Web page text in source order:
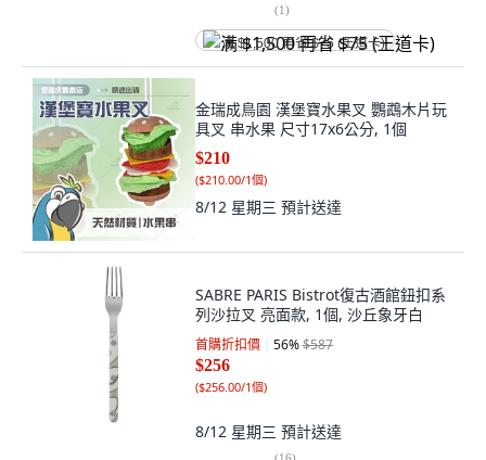
(1)
满 $1,500 再省 $75 (王道卡)
金瑞成鳥園 漢堡寶水果叉 鸚鵡木片玩
具叉 串水果 尺寸17x6公分, 1個
$210
($210.00/1個)
8/12 星期三 預計送達
SABRE PARIS Bistrot復古酒館鈕扣系
列沙拉叉 亮面款, 1個, 沙丘象牙白
首購折扣價 56%$587
$256
($256.00/1個)
8/12 星期三 預計送達
(16)